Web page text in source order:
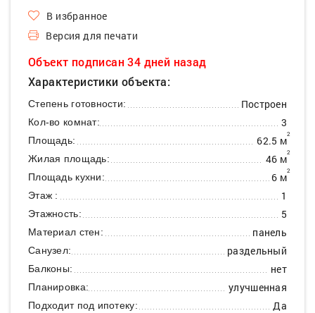
В избранное
Версия для печати
Объект подписан 34 дней назад
Характеристики объекта:
Степень готовности: Построен
Кол-во комнат: 3
Площадь: 62.5 м2
Жилая площадь: 46 м2
Площадь кухни: 6 м2
Этаж : 1
Этажность: 5
Материал стен: панель
Санузел: раздельный
Балконы: нет
Планировка: улучшенная
Подходит под ипотеку: Да